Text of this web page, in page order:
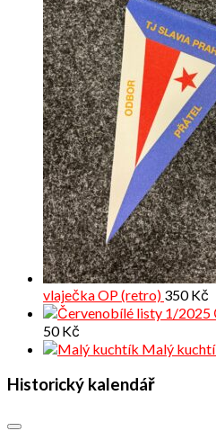
vlaječka OP (retro) 350Kč
50Kč
Malý
Historický kalendář